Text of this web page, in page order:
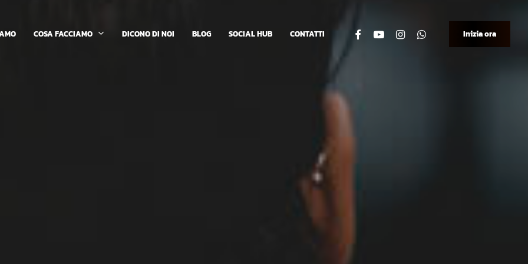
COSA FACCIAMO DICONO DI NOI BLOG SOCIAL HUB CONTATTI facebookyoutubeinstagramwhatsapp Inizia ora